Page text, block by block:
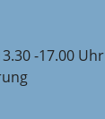
-17.00 Uhr